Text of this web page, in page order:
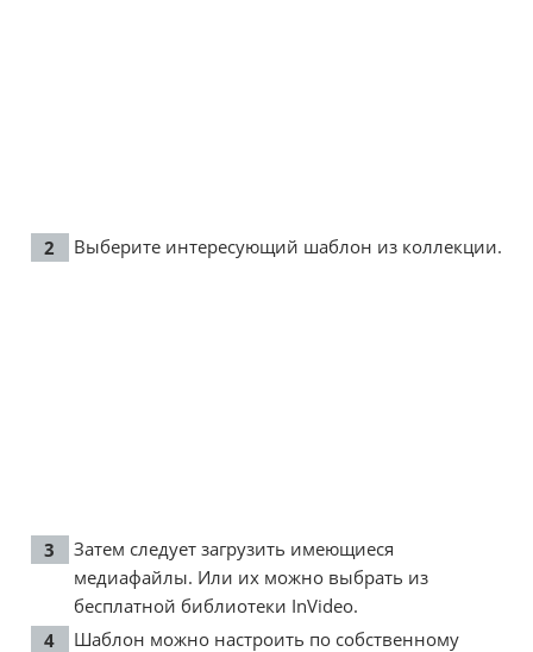
Выберите интересующий шаблон из коллекции.
Затем следует загрузить имеющиеся
медиафайлы. Или их можно выбрать из
бесплатной библиотеки InVideo.
Шаблон можно настроить по собственному